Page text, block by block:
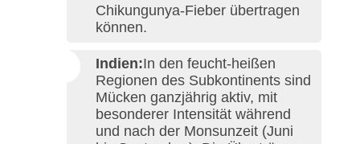
Chikungunya-Fieber übertragen
können.
Indien:In den feucht-heißen
Regionen des Subkontinents sind
Mücken ganzjährig aktiv, mit
besonderer Intensität während
und nach der Monsunzeit (Juni